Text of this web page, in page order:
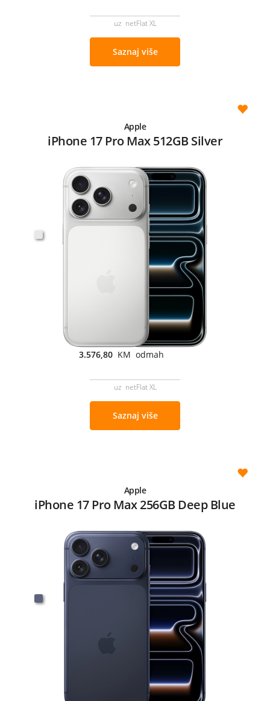
uz netFlat XL
Saznaj više
Apple
iPhone 17 Pro Max 512GB Silver
3.576,80 KM odmah
uz netFlat XL
Saznaj više
Apple
iPhone 17 Pro Max 256GB Deep Blue